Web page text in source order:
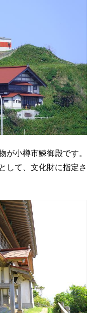
が小樽市鰊御殿です。
して、文化財に指定さ